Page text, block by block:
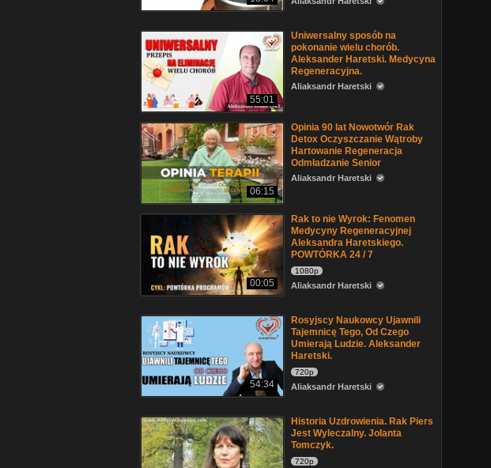
55:01
Uniwersalny sposób na
pokonanie wielu chorób.
Aleksander Haretski. Medycyna
Regeneracyjna.
Aliaksandr Haretski
06:15
Opinia 90 lat Nowotwór Rak
Detox Oczyszczanie Wątroby
Hartowanie Regeneracja
Odmładzanie Senior
Aliaksandr Haretski
00:05
Rak to nie Wyrok: Fenomen
Medycyny Regeneracyjnej
Aleksandra Haretskiego.
POWTÓRKA 24 / 7
1080p
Aliaksandr Haretski
54:34
Rosyjscy Naukowcy Ujawnili
Tajemnicę Tego, Od Czego
Umierają Ludzie. Aleksander
Haretski.
720p
Aliaksandr Haretski
Historia Uzdrowienia. Rak Piers
Jest Wyleczalny. Jolanta
Tomczyk.
720p